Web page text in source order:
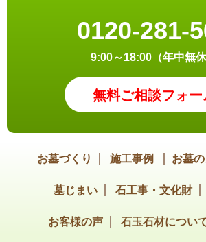
0120-281-
9:00～18:00（年中無休
無料ご相談フォー
お墓づくり 施工事例 お墓
墓じまい 石工事・文化財
お客様の声 石玉石材につい